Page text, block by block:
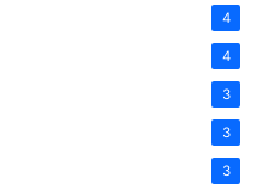
4
4
3
3
3